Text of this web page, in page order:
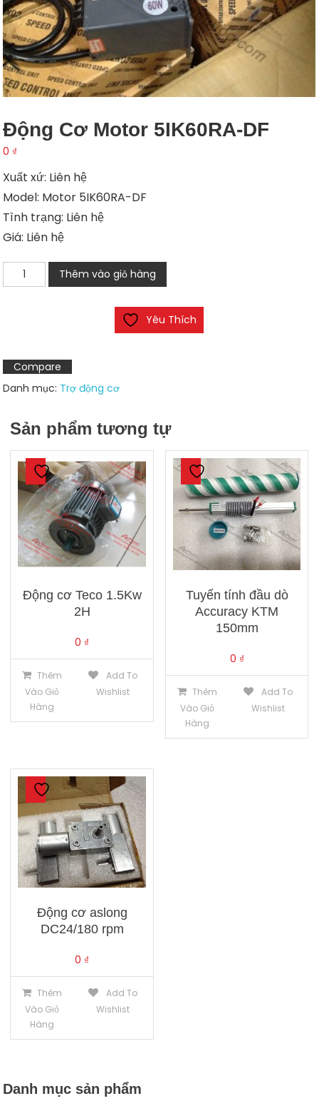
Động Cơ Motor 5IK60RA-DF
0 ₫
Xuất xứ: Liên hệ
Model: Motor 5IK60RA-DF
Tình trạng: Liên hệ
Giá: Liên hệ
Động
cơ
số
lượng
Thêm vào giỏ hàng
Yêu Thích
Compare
Danh mục: Trợ động cơ
Sản phẩm tương tự
Động cơ Teco 1.5Kw
2H
0 ₫
Thêm
Vào Giỏ
Hàng
Add To
Wishlist
Tuyến tính đầu dò
Accuracy KTM
150mm
0 ₫
Thêm
Vào Giỏ
Hàng
Add To
Wishlist
Động cơ aslong
DC24/180 rpm
0 ₫
Thêm
Vào Giỏ
Hàng
Add To
Wishlist
Danh mục sản phẩm